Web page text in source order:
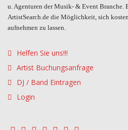
u. Agenturen der Musik- & Event Branche.
ArtistSearch.de die Möglichkeit, sich
aufnehmen zu lassen.
Helfen Sie uns!!!
Artist Buchungsanfrage
DJ / Band Eintragen
Login